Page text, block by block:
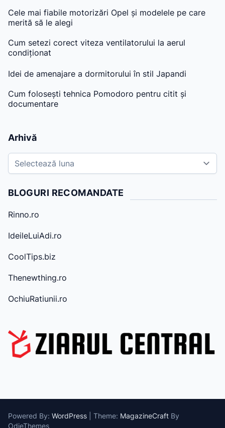
Cele mai fiabile motorizări Opel și modelele pe care
merită să le alegi
Cum setezi corect viteza ventilatorului la aerul
condiționat
Idei de amenajare a dormitorului în stil Japandi
Cum folosești tehnica Pomodoro pentru citit și
documentare
Arhivă
r
i
v
BLOGURI RECOMANDATE
Rinno.ro
IdeileLuiAdi.ro
CoolTips.biz
Thenewthing.ro
OchiuRatiunii.ro
Powered By: WordPress Theme: MagazineCraft By
OdieThemes